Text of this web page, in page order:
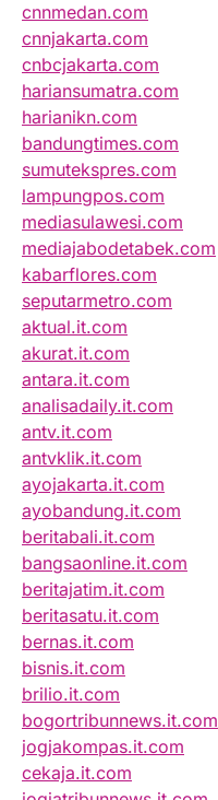
cnnmedan.com
cnnjakarta.com
cnbcjakarta.com
hariansumatra.com
harianikn.com
bandungtimes.com
sumutekspres.com
lampungpos.com
mediasulawesi.com
mediajabodetabek.com
kabarflores.com
seputarmetro.com
aktual.it.com
akurat.it.com
antara.it.com
analisadaily.it.com
antv.it.com
antvklik.it.com
ayojakarta.it.com
ayobandung.it.com
beritabali.it.com
bangsaonline.it.com
beritajatim.it.com
beritasatu.it.com
bernas.it.com
bisnis.it.com
brilio.it.com
bogortribunnews.it.com
jogjakompas.it.com
cekaja.it.com